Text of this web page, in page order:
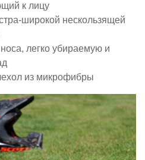
к лицу
широкой нескользящей
легко убираемую и
из микрофибры